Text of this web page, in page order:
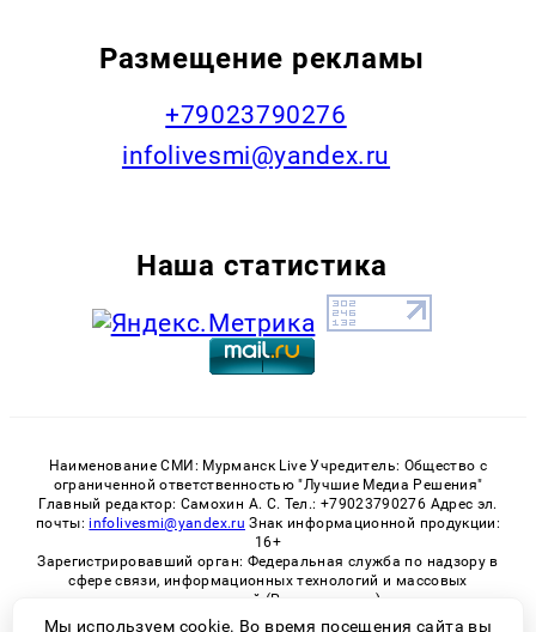
Размещение рекламы
+79023790276
infolivesmi@yandex.ru
Наша статистика
Наименование СМИ: Мурманск Live Учредитель: Общество с
ограниченной ответственностью "Лучшие Медиа Решения"
Главный редактор: Самохин А. С. Тел.: +79023790276 Адрес эл.
почты: infolivesmi@yandex.ru Знак информационной продукции:
16+
Зарегистрировавший орган: Федеральная служба по надзору в
сфере связи, информационных технологий и массовых
коммуникаций (Роскомнадзор)
Регистрационный номер СМИ ЭЛ № ФС 77 - 82534 от 21.01.2022
Мы используем cookie. Во время посещения сайта вы